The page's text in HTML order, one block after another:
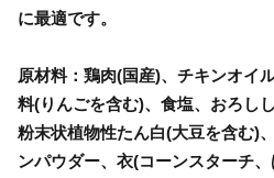
に最適です。
原材料：鶏肉(国産)、チキンオイ
料(りんごを含む)、食塩、おろし
粉末状植物性たん白(大豆を含む)
ンパウダー、衣(コーンスターチ